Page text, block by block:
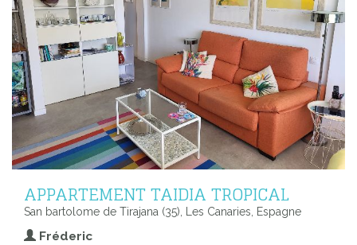
APPARTEMENT TAIDIA TROPICAL
San bartolome de Tirajana (35), Les Canaries, Espagne
Fréderic